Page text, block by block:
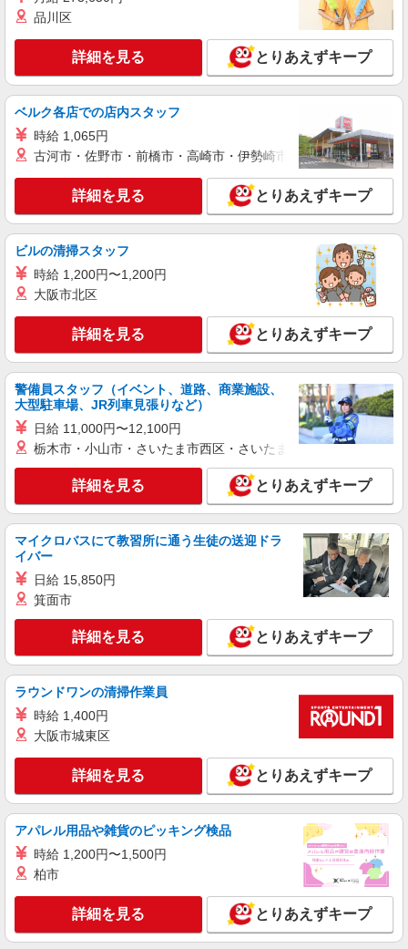
鹿児島市 ≪最寄駅：天文館通≫
キープ 詳細を見る
派遣社員
株式会社kotrio /●KG-H-1878815
上伊集院駅スグの病院▼看護師さん補助/備品
時給1350円〜2062円 ＜日払い有/週払い有/交
通費全支給(ガソリン代含む)＞
鹿児島市 来社不要/面接なし♪
キープ 詳細を見る
派遣社員
株式会社kotrio /●KG-H-1975486
坂之上駅★シフト柔軟で長く働きやすいシニア
向けマンション
時給1350円〜2062円 ＜日払い有/週払い有/交
通費全支給(ガソリン代含む)＞
鹿児島市 ＊最寄り駅：坂之上
キープ 詳細を見る
派遣社員
（株）ウィルオブ・ワークCW 鹿児島支店/ms460101
時給1300円 ◆前払い・日払い・週払いOK
鹿児島県鹿児島市鹿児島中央駅・天文館・与次
郎周辺
キープ 詳細を見る
派遣社員
株式会社kotrio /●KG-H-1882339
南鹿児島駅≫日払いOK！グルホで家事・生活
サポートなど
時給1350円〜2062円 ＜日払い有/週払い有/交
通費全支給(ガソリン代含む)＞
鹿児島市 交通費全額支給
キープ 詳細を見る
派遣社員
株式会社kotrio /●KG-H-2000967
★日収1万円〜★≪障がい者支援員≫生活サポ
品川区
詳細を見る とりあえずキープ
ベルク各店での店内スタッフ
時給 1,065円
古河市・佐野市・前橋市・高崎市・伊勢崎市・太田市・館林市
詳細を見る とりあえずキープ
ビルの清掃スタッフ
時給 1,200円〜1,200円
大阪市北区
詳細を見る とりあえずキープ
警備員スタッフ（イベント、道路、商業施設、
大型駐車場、JR列車見張りなど）
日給 11,000円〜12,100円
栃木市・小山市・さいたま市西区・さいたま市岩槻区・久喜市・
詳細を見る とりあえずキープ
マイクロバスにて教習所に通う生徒の送迎ドラ
イバー
日給 15,850円
箕面市
詳細を見る とりあえずキープ
ラウンドワンの清掃作業員
時給 1,400円
大阪市城東区
詳細を見る とりあえずキープ
アパレル用品や雑貨のピッキング検品
時給 1,200円〜1,500円
柏市
詳細を見る とりあえずキープ